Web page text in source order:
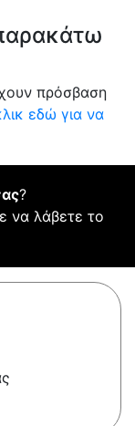
πρόσβαση
εδώ για να
?
να λάβετε το